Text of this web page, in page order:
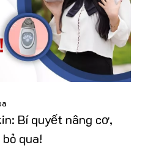
Bí quyết nâng cơ,
qua!